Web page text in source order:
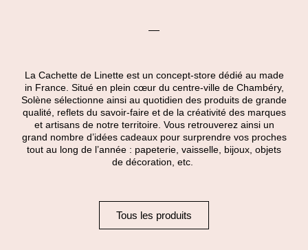
La Cachette de Linette est un concept-store dédié au made
in France. Situé en plein cœur du centre-ville de Chambéry,
Solène sélectionne ainsi au quotidien des produits de grande
qualité, reflets du savoir-faire et de la créativité des marques
et artisans de notre territoire. Vous retrouverez ainsi un
grand nombre d’idées cadeaux pour surprendre vos proches
tout au long de l’année : papeterie, vaisselle, bijoux, objets
de décoration, etc.
Tous les produits